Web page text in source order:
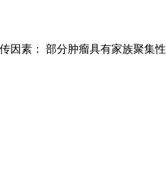
素： 部分肿瘤具有家族聚集